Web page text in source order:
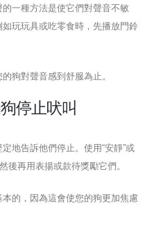
一種方法是使它們對聲音不敏
玩玩具或吃零食時，先播放門鈴
狗對聲音感到舒服為止。
停止吠叫
地告訴他們停止。使用“安靜”或
後再用表揚或款待獎勵它們。
的，因為這會使您的狗更加焦慮